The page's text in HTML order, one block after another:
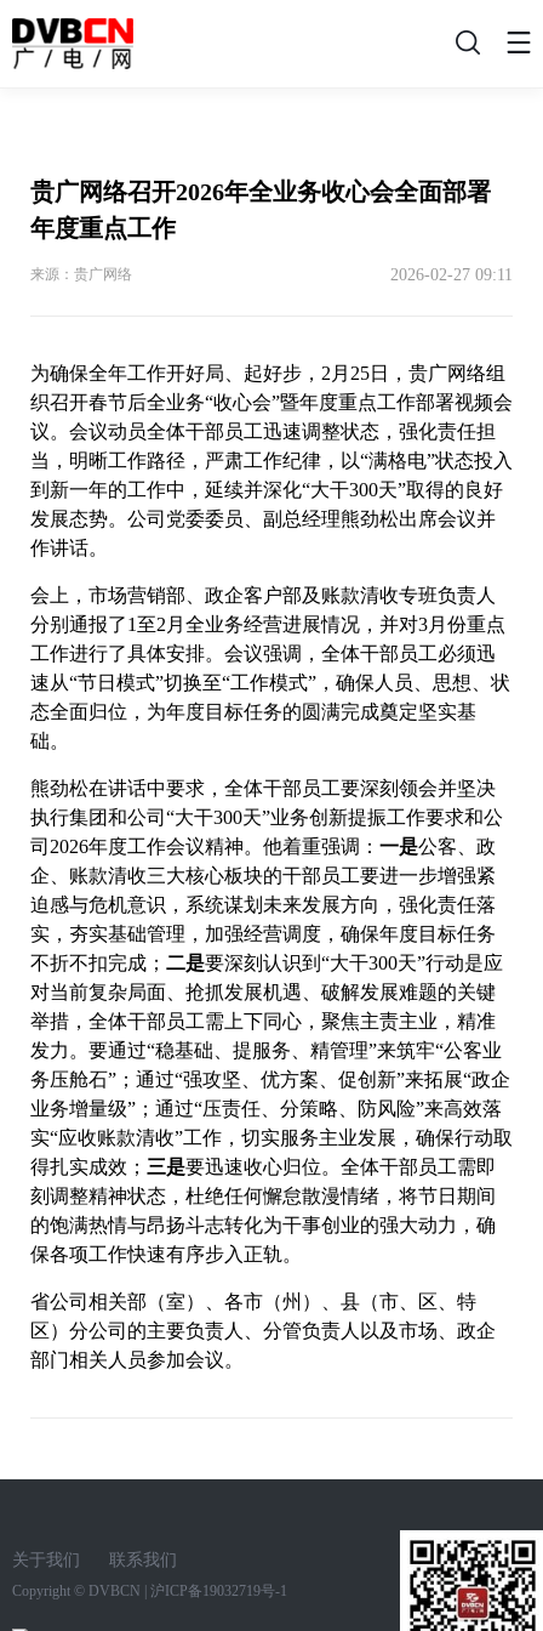
搜
贵广网络召开2026年全业务收心会全面部署
年度重点工作
来源：贵广网络 2026-02-27 09:11
为确保全年工作开好局、起好步，2月25日，贵广网络组
织召开春节后全业务“收心会”暨年度重点工作部署视频会
议。会议动员全体干部员工迅速调整状态，强化责任担
当，明晰工作路径，严肃工作纪律，以“满格电”状态投入
到新一年的工作中，延续并深化“大干300天”取得的良好
发展态势。公司党委委员、副总经理熊劲松出席会议并
作讲话。
会上，市场营销部、政企客户部及账款清收专班负责人
分别通报了1至2月全业务经营进展情况，并对3月份重点
工作进行了具体安排。会议强调，全体干部员工必须迅
速从“节日模式”切换至“工作模式”，确保人员、思想、状
态全面归位，为年度目标任务的圆满完成奠定坚实基
础。
熊劲松在讲话中要求，全体干部员工要深刻领会并坚决
执行集团和公司“大干300天”业务创新提振工作要求和公
司2026年度工作会议精神。他着重强调： 一是公客、政
企、账款清收三大核心板块的干部员工要进一步增强紧
迫感与危机意识，系统谋划未来发展方向，强化责任落
实，夯实基础管理，加强经营调度，确保年度目标任务
不折不扣完成； 二是要深刻认识到“大干300天”行动是应
对当前复杂局面、抢抓发展机遇、破解发展难题的关键
举措，全体干部员工需上下同心，聚焦主责主业，精准
发力。要通过“稳基础、提服务、精管理”来筑牢“公客业
务压舱石”；通过“强攻坚、优方案、促创新”来拓展“政企
业务增量级”；通过“压责任、分策略、防风险”来高效落
实“应收账款清收”工作，切实服务主业发展，确保行动取
得扎实成效； 三是要迅速收心归位。全体干部员工需即
刻调整精神状态，杜绝任何懈怠散漫情绪，将节日期间
的饱满热情与昂扬斗志转化为干事创业的强大动力，确
保各项工作快速有序步入正轨。
省公司相关部（室）、各市（州）、县（市、区、特
区）分公司的主要负责人、分管负责人以及市场、政企
部门相关人员参加会议。
关于我们 联系我们
Copyright © DVBCN 沪ICP备19032719号-1